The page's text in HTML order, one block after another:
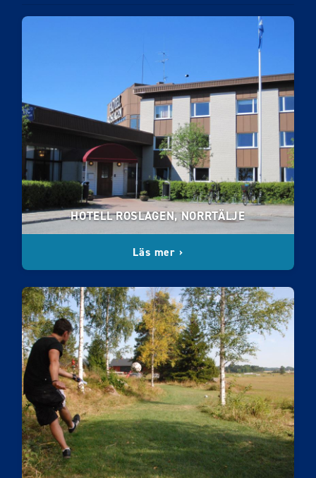
HOTELL ROSLAGEN, NORRTÄLJE
Läs mer ›